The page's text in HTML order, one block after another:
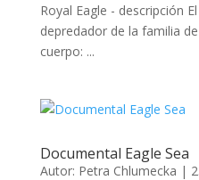
Royal Eagle - descripción
depredador de la familia
cuerpo: ...
Documental Eagle Sea
Autor: Petra Chlumecka |